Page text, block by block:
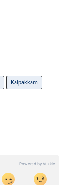
Kalpakkam